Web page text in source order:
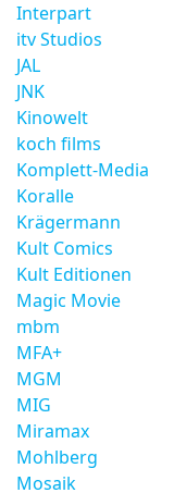
Interpart
itv Studios
JAL
JNK
Kinowelt
koch films
Komplett-Media
Koralle
Krägermann
Kult Comics
Kult Editionen
Magic Movie
mbm
MFA+
MGM
MIG
Miramax
Mohlberg
Mosaik